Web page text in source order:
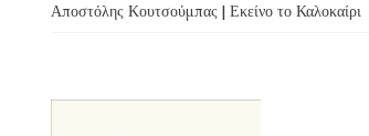
Αποστόλης Κουτσούμπας | Εκείνο το Καλοκαίρι